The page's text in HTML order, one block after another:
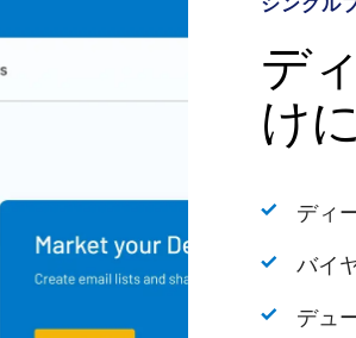
デ
け
ディ
バイ
デュ
イ
生成
イン
ディ
デ
促
過去
ディ
AIで
セ
ス
比類
動的